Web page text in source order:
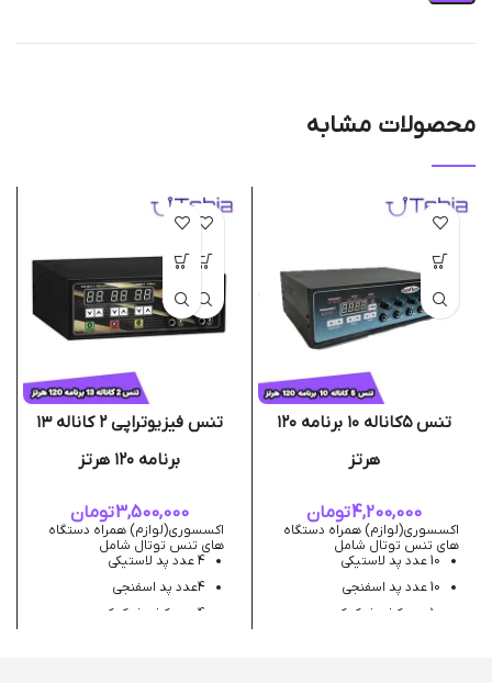
محصولات مشابه
تنس ۵کاناله ۱۰ برنامه ۱۲۰
هرتز
4,200,000تومان
اکسسوری(لوازم) همراه دستگاه
های تنس توتال شامل
10 عدد پد لاستیکی
10 عدد پد اسفنجی
10 عدد کش فیک کننده
تنس فیزیوتراپی ۲ کاناله ۱۳
برنامه ۱۲۰ هرتز
3,500,000تومان
اکسسوری(لوازم) همراه دستگاه
های تنس توتال شامل
4 عدد پد لاستیکی
4عدد پد اسفنجی
4 عدد کش فیک کننده